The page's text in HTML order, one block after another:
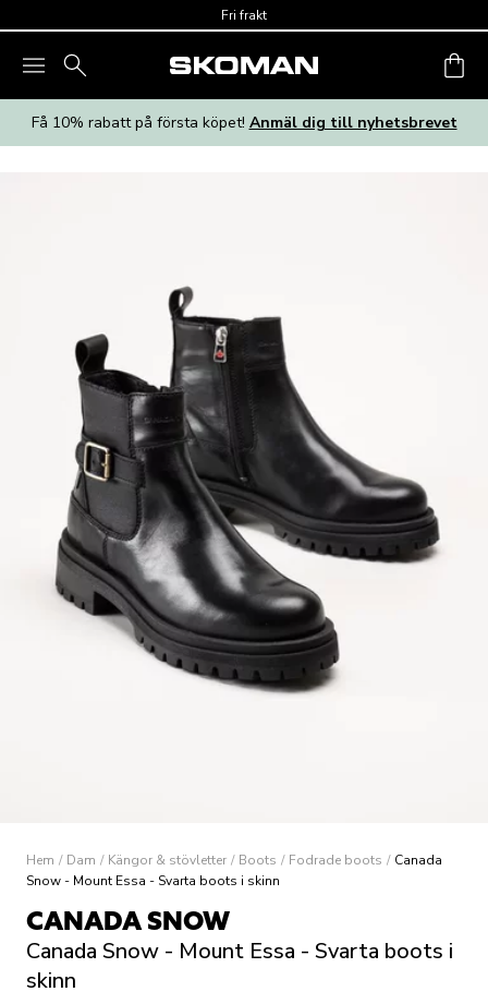
Fri frakt
Få 10% rabatt på första köpet! Anmäl dig till nyhetsbrevet
Hem / Dam / Kängor & stövletter / Boots / Fodrade boots / Canada
Snow - Mount Essa - Svarta boots i skinn
CANADA SNOW
Canada Snow - Mount Essa - Svarta boots i
skinn